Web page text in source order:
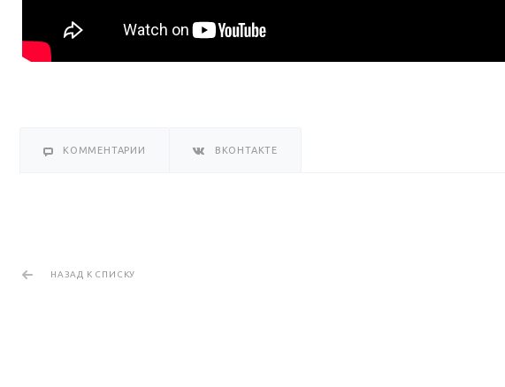
КОММЕНТАРИИ ВКОНТАКТЕ
НАЗАД К СПИСКУ